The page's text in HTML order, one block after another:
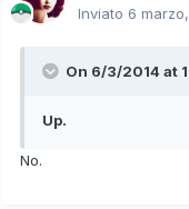
Inviato 6
On 6/3/2014 at
Up.
No.